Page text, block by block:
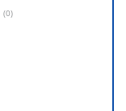
(0)